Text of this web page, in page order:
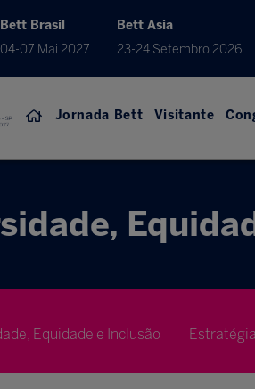
Bett Brasil
04-07 Mai 2027
Bett Asia
23-24 Setembro 2026
Jornada Bett Visitante
Equidade e Inclusão